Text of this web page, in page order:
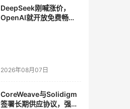
DeepSeek刚喊涨价，
OpenAI就开放免费畅
2026年08月07日
CoreWeave与Solidigm
签署长期供应协议，强化